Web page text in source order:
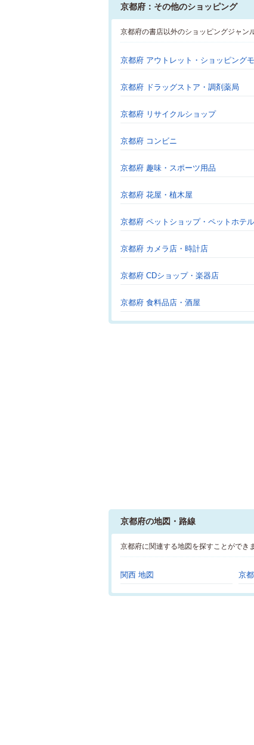
京都府：その他のショッピング
京都府の書店以外のショッピングジャン
京都府 アウトレット・ショッピング
京都府 ドラッグストア・調剤薬局
京都府 リサイクルショップ
京都府 コンビニ
京都府 趣味・スポーツ用品
京都府 花屋・植木屋
京都府 ペットショップ・ペットホテル
京都府 カメラ店・時計店
京都府 CDショップ・楽器店
京都府 食料品店・酒屋
京都府の地図・路線
京都府に関連する地図を探すことができ
関西 地図 京